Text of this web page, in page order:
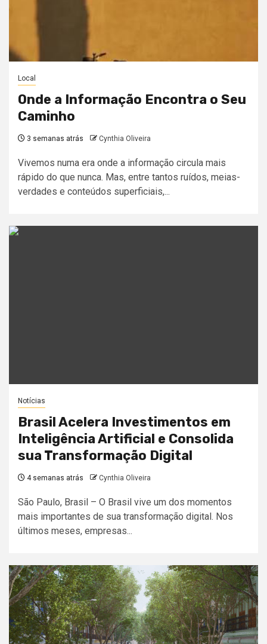
Local
Onde a Informação Encontra o Seu
Caminho
3 semanas atrás Cynthia Oliveira
Vivemos numa era onde a informação circula mais
rápido do que nunca. Mas, entre tantos ruídos, meias-
verdades e conteúdos superficiais,...
Notícias
Brasil Acelera Investimentos em
Inteligência Artificial e Consolida
sua Transformação Digital
4 semanas atrás Cynthia Oliveira
São Paulo, Brasil – O Brasil vive um dos momentos
mais importantes de sua transformação digital. Nos
últimos meses, empresas...